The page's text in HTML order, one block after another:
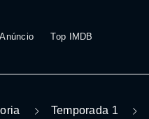
Anúncio Top IMDB
Temporada 1